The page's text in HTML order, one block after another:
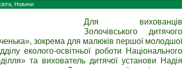
Новини
Для вихованців
Золочівського дитячого
зокрема для малюків першої молодшої
еколого-освітньої роботи Національного
та вихователь дитячої установи Надія